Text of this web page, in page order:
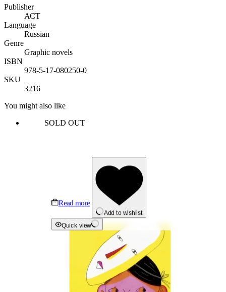
Publisher
АСТ
Language
Russian
Genre
Graphic novels
ISBN
978-5-17-080250-0
SKU
3216
You might also like
SOLD OUT
Read more
Add to wishlist
Quick view